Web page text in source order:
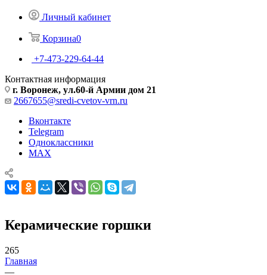
Личный кабинет
Корзина0
+7-473-229-64-44
Контактная информация
г. Воронеж, ул.60-й Армии дом 21
2667655@sredi-cvetov-vrn.ru
Вконтакте
Telegram
Одноклассники
MAX
Керамические горшки
265
Главная
—